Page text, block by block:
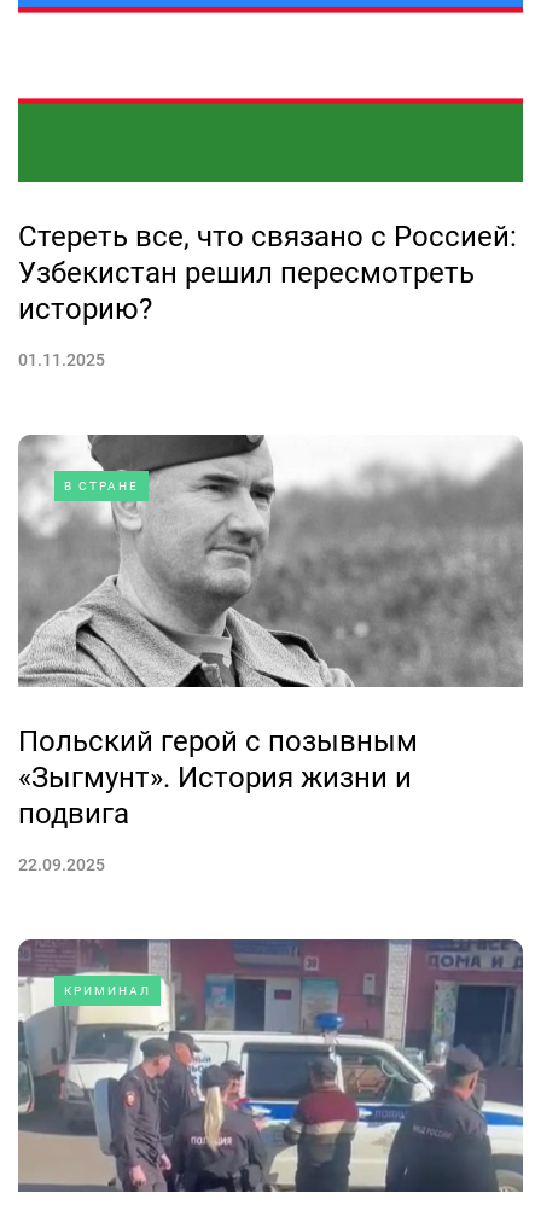
Стереть все, что связано с Россией:
Узбекистан решил пересмотреть
историю?
01.11.2025
В СТРАНЕ
Польский герой с позывным
«Зыгмунт». История жизни и
подвига
22.09.2025
КРИМИНАЛ